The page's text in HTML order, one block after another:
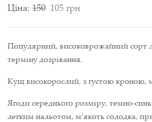
Ціна: 150 105 грн
Популярний, високоврожайний сорт
терміну дозрівання.
Кущ високорослий, з густою кроною,
Ягоди середнього розміру, темно-
легким нальотом, м’якоть солодка,